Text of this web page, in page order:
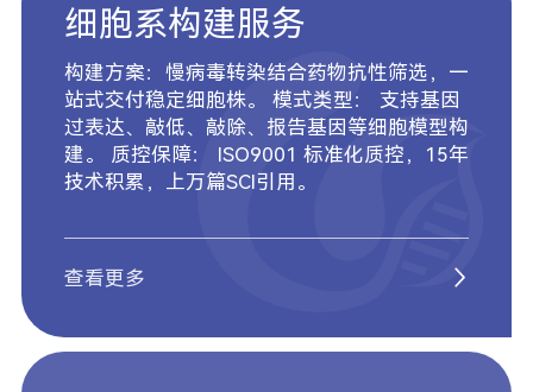
细胞系构建服务
构建方案：慢病毒转染结合药物抗性筛选，一
站式交付稳定细胞株。 模式类型： 支持基因
过表达、敲低、敲除、报告基因等细胞模型构
建。 质控保障： ISO9001 标准化质控，15年
技术积累，上万篇SCI引用。
查看更多